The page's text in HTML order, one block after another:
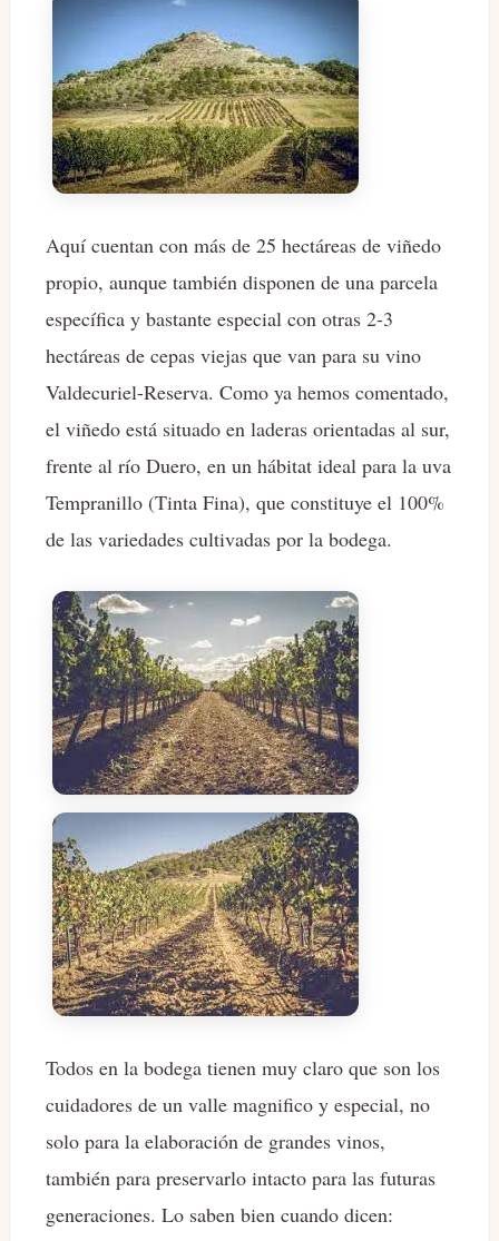
Aquí cuentan con más de 25 hectáreas de viñedo
propio, aunque también disponen de una parcela
específica y bastante especial con otras 2-3
hectáreas de cepas viejas que van para su vino
Valdecuriel-Reserva. Como ya hemos comentado,
el viñedo está situado en laderas orientadas al sur,
frente al río Duero, en un hábitat ideal para la uva
Tempranillo (Tinta Fina), que constituye el 100%
de las variedades cultivadas por la bodega.
Todos en la bodega tienen muy claro que son los
cuidadores de un valle magnifico y especial, no
solo para la elaboración de grandes vinos,
también para preservarlo intacto para las futuras
generaciones. Lo saben bien cuando dicen: